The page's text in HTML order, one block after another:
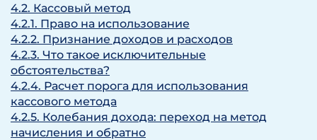
4.2. Кассовый метод
4.2.1. Право на использование
4.2.2. Признание доходов и расходов
4.2.3. Что такое исключительные
обстоятельства?
4.2.4. Расчет порога для использования
кассового метода
4.2.5. Колебания дохода: переход на метод
начисления и обратно